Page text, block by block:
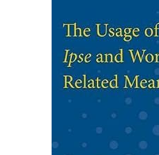
Vendedores
Comenzar a vender